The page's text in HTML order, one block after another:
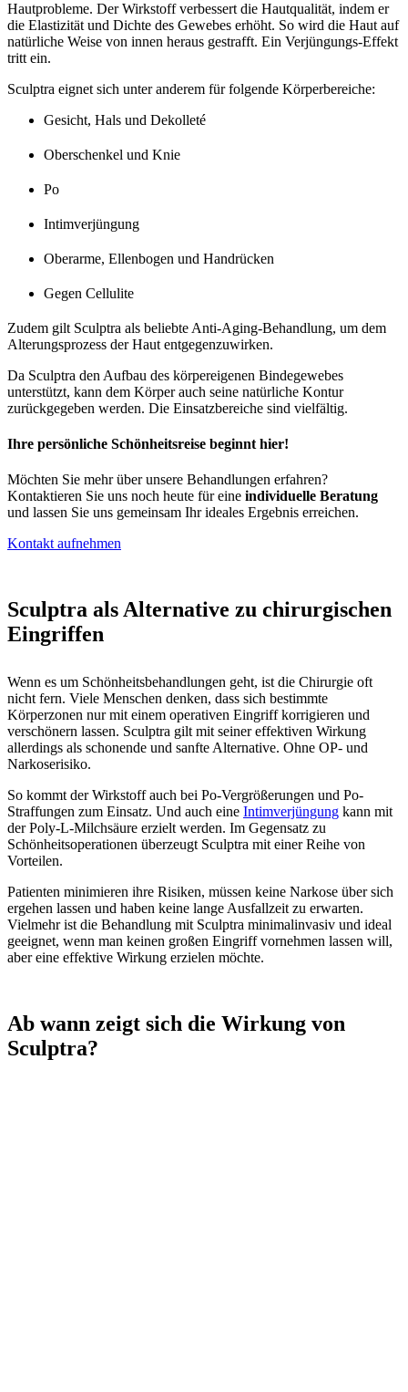
Hautprobleme. Der Wirkstoff verbessert die Hautqualität, indem er
die Elastizität und Dichte des Gewebes erhöht. So wird die Haut auf
natürliche Weise von innen heraus gestrafft. Ein Verjüngungs-Effekt
tritt ein.
Sculptra eignet sich unter anderem für folgende Körperbereiche:
Gesicht, Hals und Dekolleté
Oberschenkel und Knie
Po
Intimverjüngung
Oberarme, Ellenbogen und Handrücken
Gegen Cellulite
Zudem gilt Sculptra als beliebte Anti-Aging-Behandlung, um dem
Alterungsprozess der Haut entgegenzuwirken.
Da Sculptra den Aufbau des körpereigenen Bindegewebes
unterstützt, kann dem Körper auch seine natürliche Kontur
zurückgegeben werden. Die Einsatzbereiche sind vielfältig.
Ihre persönliche Schönheitsreise beginnt hier!
Möchten Sie mehr über unsere Behandlungen erfahren?
Kontaktieren Sie uns noch heute für eine individuelle Beratung
und lassen Sie uns gemeinsam Ihr ideales Ergebnis erreichen.
Kontakt aufnehmen
Sculptra als Alternative zu chirurgischen
Eingriffen
Wenn es um Schönheitsbehandlungen geht, ist die Chirurgie oft
nicht fern. Viele Menschen denken, dass sich bestimmte
Körperzonen nur mit einem operativen Eingriff korrigieren und
verschönern lassen. Sculptra gilt mit seiner effektiven Wirkung
allerdings als schonende und sanfte Alternative. Ohne OP- und
Narkoserisiko.
So kommt der Wirkstoff auch bei Po-Vergrößerungen und Po-
Straffungen zum Einsatz. Und auch eine Intimverjüngung kann mit
der Poly-L-Milchsäure erzielt werden. Im Gegensatz zu
Schönheitsoperationen überzeugt Sculptra mit einer Reihe von
Vorteilen.
Patienten minimieren ihre Risiken, müssen keine Narkose über sich
ergehen lassen und haben keine lange Ausfallzeit zu erwarten.
Vielmehr ist die Behandlung mit Sculptra minimalinvasiv und ideal
geeignet, wenn man keinen großen Eingriff vornehmen lassen will,
aber eine effektive Wirkung erzielen möchte.
Ab wann zeigt sich die Wirkung von
Sculptra?